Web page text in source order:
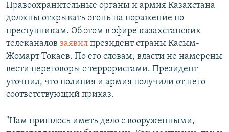
Правоохранительные органы и армия Казахстана
должны открывать огонь на поражение по
преступникам. Об этом в эфире казахстанских
телеканалов заявил президент страны Касым-
Жомарт Токаев. По его словам, власти не намерены
вести переговоры с террористами. Президент
уточнил, что полиция и армия получили от него
соответствующий приказ.
"Нам пришлось иметь дело с вооруженными,